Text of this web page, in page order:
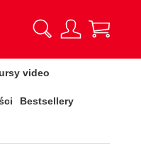
video
Bestsellery